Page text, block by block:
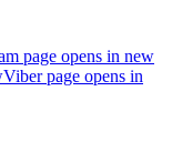
page opens in new
Viber page opens in